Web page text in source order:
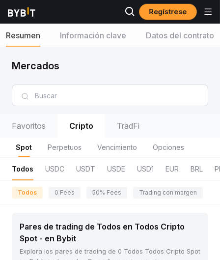
Regístrese
Resumen Información clave Datos del contrato
Mercados
Favoritos Cripto TradFi
Spot Perpetuos Vencimiento Opciones
Todos USDC USDT USDE USD1 EUR BRL
Todos 0 Fees 50% Fees Trading con margen
Pares de trading de Todos en Todos Cripto
Spot - en Bybit
Explora los pares de trading de 0 Todos Todos Cripto Spot